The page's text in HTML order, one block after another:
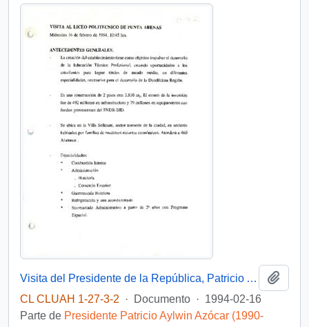
Visita del Presidente de la República, Patricio Aylwin Azócar, al Liceo Politécnico de Punta Arenas
CL CLUAH 1-27-3-2
· Documento · 1994-02-16
Parte de Presidente Patricio Aylwin Azócar (1990-